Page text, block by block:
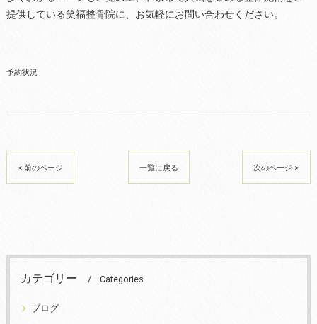
提供している笑福整骨院に、お気軽にお問い合わせください。
予約状況
< 前のページ 一覧に戻る 次のページ >
カテゴリー Categories
ブログ